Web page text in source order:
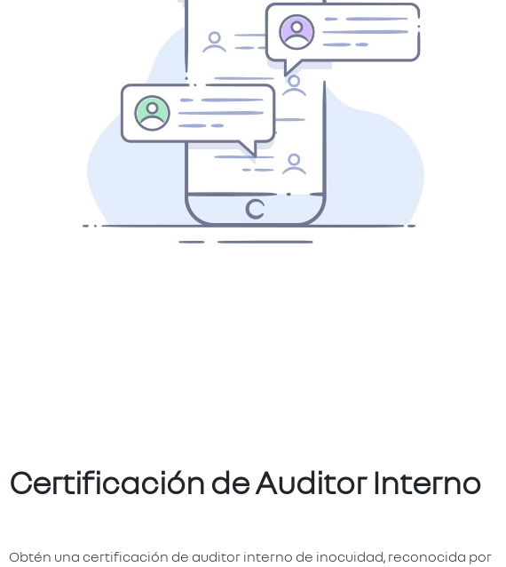
Certificación de Auditor Interno
Obtén una certificación de auditor interno de inocuidad, reconocida por